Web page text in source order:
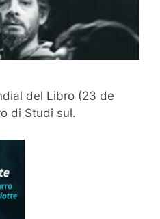
del Libro (23 de
di Studi sul.